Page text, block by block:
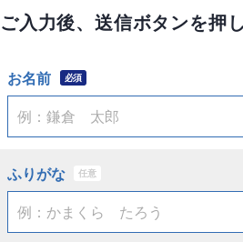
ご入力後、送信ボタンを押
お名前 必須
ふりがな 任意